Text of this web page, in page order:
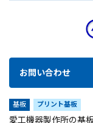
お問い合わせ
基板 プリント基板
愛工機器製作所の基